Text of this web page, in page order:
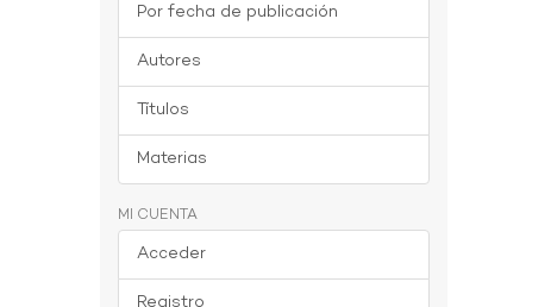
Por fecha de publicación
Autores
Títulos
Materias
MI CUENTA
Acceder